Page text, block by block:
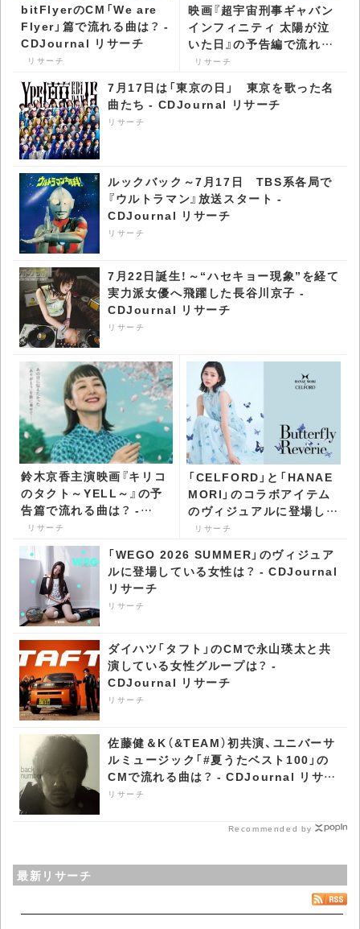
bitFlyerのCM「We are
Flyer」篇で流れる曲は？ -
CDJournal リサーチ
リサーチ
映画『超宇宙刑事ギャバン
インフィニティ 太陽が泣
いた日』の予告編で流れる
曲は？ - CDJournal リサ
ーチ
リサーチ
7月17日は「東京の日」 東京を歌った名
曲たち - CDJournal リサーチ
リサーチ
ルックバック～7月17日 TBS系各局で
『ウルトラマン』放送スタート -
CDJournal リサーチ
リサーチ
7月22日誕生！～“ハセキョー現象”を経て
実力派女優へ飛躍した長谷川京子 -
CDJournal リサーチ
リサーチ
鈴木京香主演映画『キリコ
のタクト～YELL～』の予
告篇で流れる曲は？ -
CDJournal リサーチ
リサーチ
「CELFORD」と「HANAE
MORI」のコラボアイテム
のヴィジュアルに登場して
いる女性は？ -
リサーチ
「WEGO 2026 SUMMER」のヴィジュア
ルに登場している女性は？ - CDJournal
リサーチ
リサーチ
ダイハツ「タフト」のCMで永山瑛太と共
演している女性グループは？ -
CDJournal リサーチ
リサーチ
佐藤健＆K（&TEAM）初共演、ユニバーサ
ルミュージック「#夏うたベスト100」の
CMで流れる曲は？ - CDJournal リサー
チ
リサーチ
Recommended by
最新リサーチ